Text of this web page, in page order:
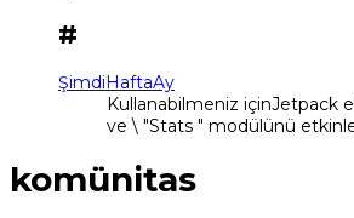
#
ŞimdiHaftaAy
Kullanabilmeniz içinJetpack
ve \ "Stats " modülünü
komünitas